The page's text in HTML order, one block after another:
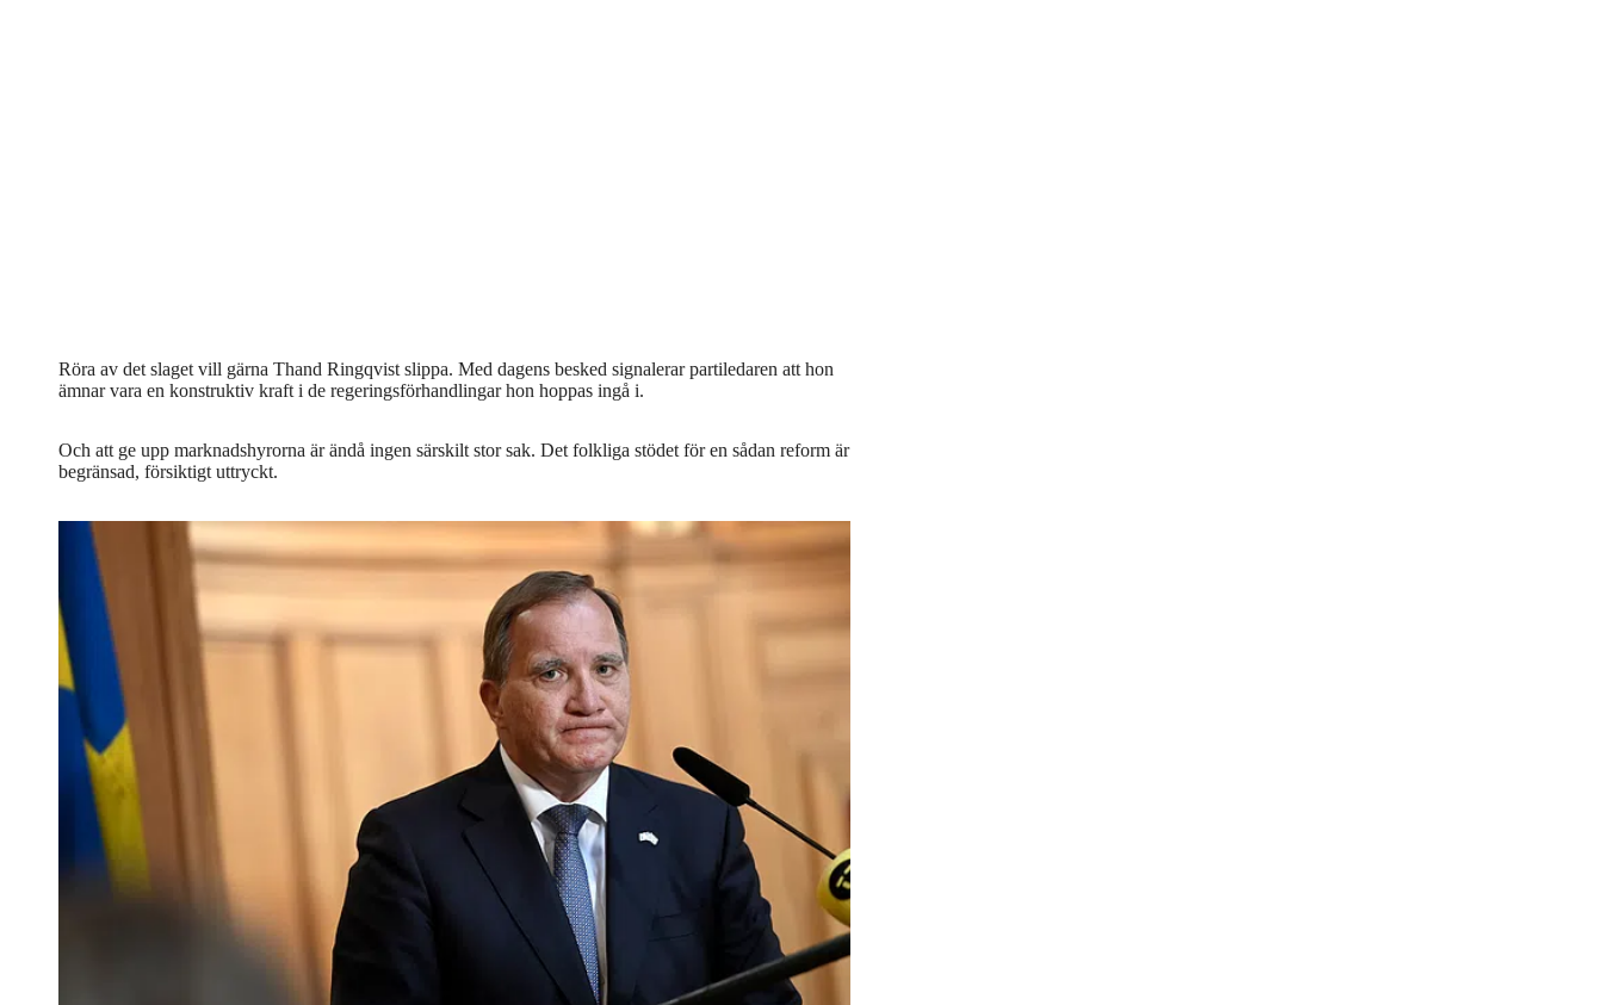
Röra av det slaget vill gärna Thand Ringqvist slippa. Med dagens besked signalerar partiledaren att hon
ämnar vara en konstruktiv kraft i de regeringsförhandlingar hon hoppas ingå i.
Och att ge upp marknadshyrorna är ändå ingen särskilt stor sak. Det folkliga stödet för en sådan reform är
begränsad, försiktigt uttryckt.